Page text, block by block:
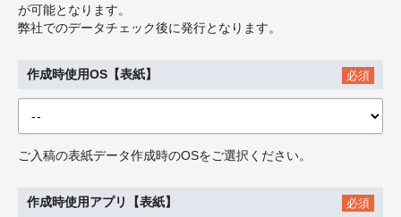
が可能となります。
弊社でのデータチェック後に発行となります。
作成時使用OS【表紙】 必須
ご入稿の表紙データ作成時のOSをご選択ください。
作成時使用アプリ【表紙】 必須